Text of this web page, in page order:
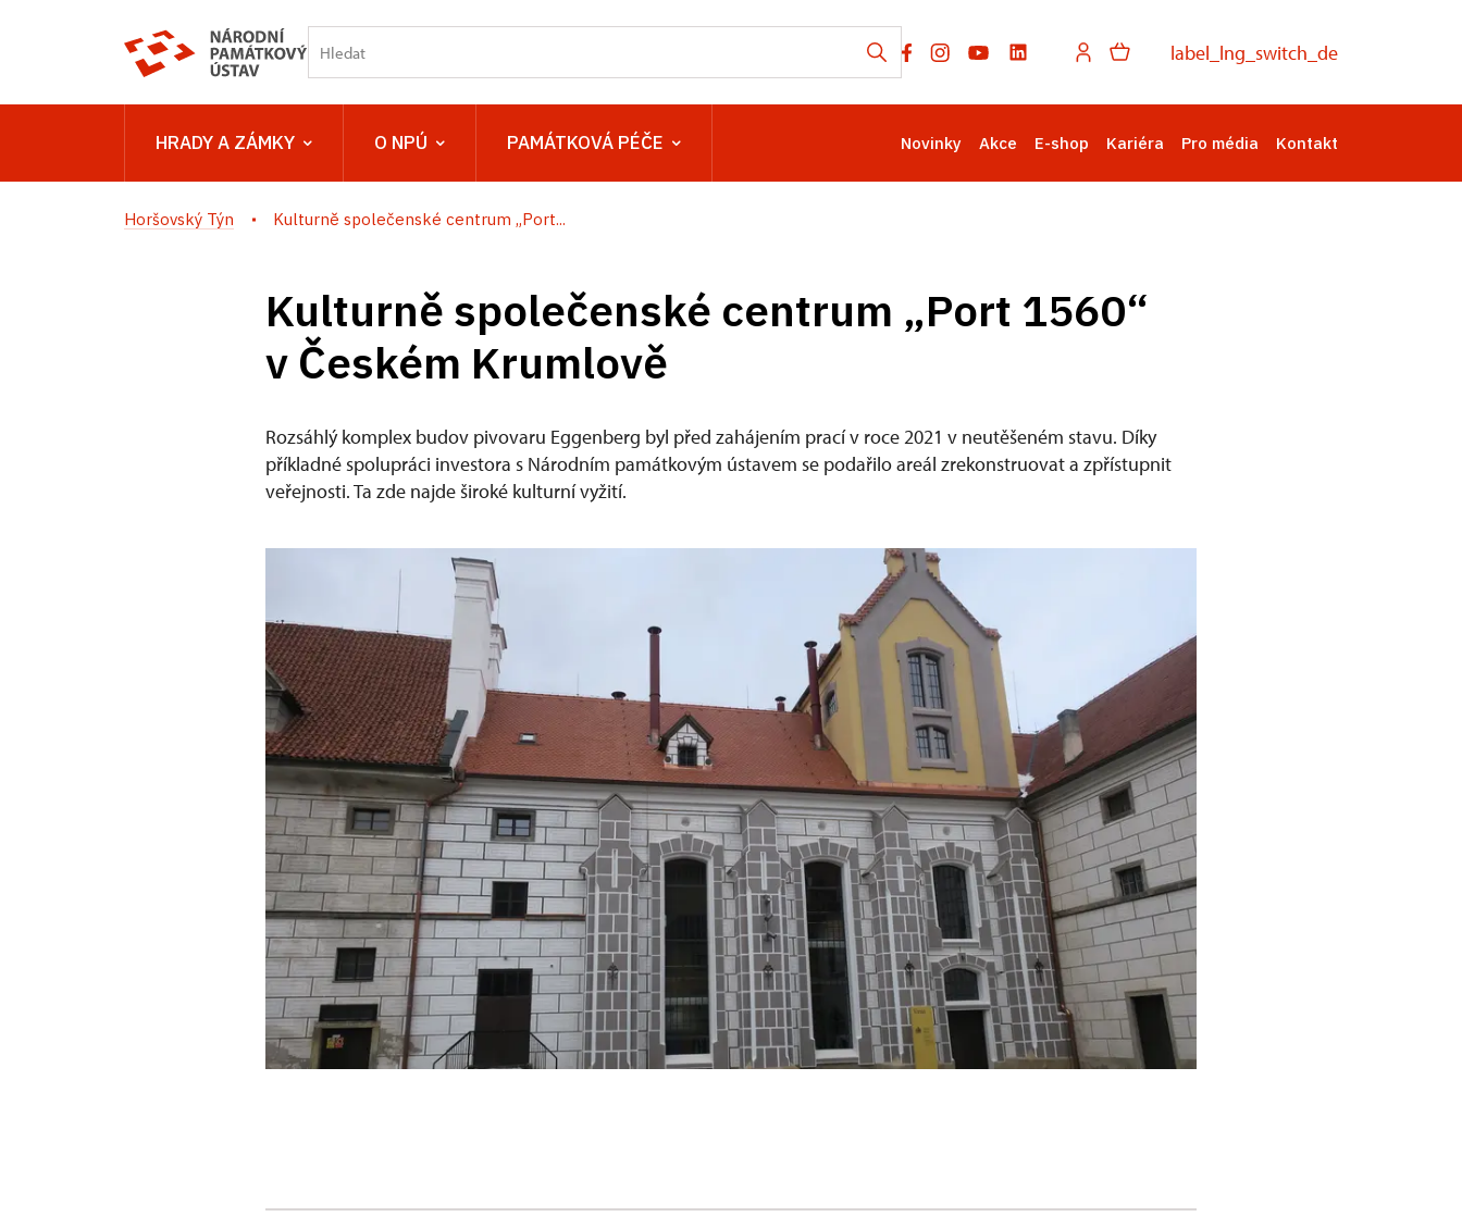
label_lng_switch_de
HRADY A ZÁMKY O NPÚ PAMÁTKOVÁ PÉČE Novinky Akce E-shop Kariéra Pro média Kontakt
Horšovský Týn Kulturně společenské centrum „Port...
Kulturně společenské centrum „Port 1560“
v Českém Krumlově
Rozsáhlý komplex budov pivovaru Eggenberg byl před zahájením prací v roce 2021 v neutěšeném stavu. Díky
příkladné spolupráci investora s Národním památkovým ústavem se podařilo areál zrekonstruovat a zpřístupnit
veřejnosti. Ta zde najde široké kulturní vyžití.